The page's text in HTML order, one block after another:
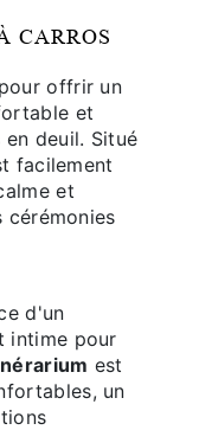
CARROS
offrir un
et
deuil. Situé
facilement
et
d'un
intime pour
est
un